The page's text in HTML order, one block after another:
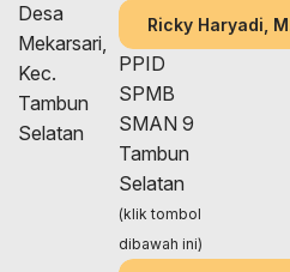
Desa
Mekarsari,
Kec.
Tambun
Selatan
Ricky Haryadi,
PPID
SPMB
SMAN 9
Tambun
Selatan
(klik tombol
dibawah ini)